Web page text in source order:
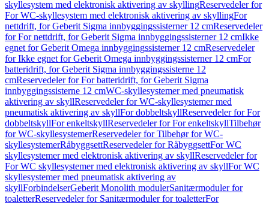
skyllesystem med elektronisk aktivering av skyllingReservedeler for
For WC-skyllesystem med elektronisk aktivering av skyllingFor
nettdrift, for Geberit Sigma innbyggingssisterner 12 cmReservedeler
for For nettdrift, for Geberit Sigma innbyggingssisterner 12 cmIkke
egnet for Geberit Omega innbyggingssisterner 12 cmReservedeler
for Ikke egnet for Geberit Omega innbyggingssisterner 12 cmFor
batteridrift, for Geberit Sigma innbyggingssisterne 12
cmReservedeler for For batteridrift, for Geberit Sigma
innbyggingssisterne 12 cmWC-skyllesystemer med pneumatisk
aktivering av skyllReservedeler for WC-skyllesystemer med
pneumatisk aktivering av skyllFor dobbeltskyllReservedeler for For
dobbeltskyllFor enkeltskyllReservedeler for For enkeltskyllTilbehør
for WC-skyllesystemerReservedeler for Tilbehør for WC-
skyllesystemerRåbyggsettReservedeler for RåbyggsettFor WC
skyllesystemer med elektronisk aktivering av skyllReservedeler for
For WC skyllesystemer med elektronisk aktivering av skyllFor WC
skyllesystemer med pneumatisk aktivering av
skyllForbindelserGeberit Monolith modulerSanitærmoduler for
toaletterReservedeler for Sanitærmoduler for toaletterFor